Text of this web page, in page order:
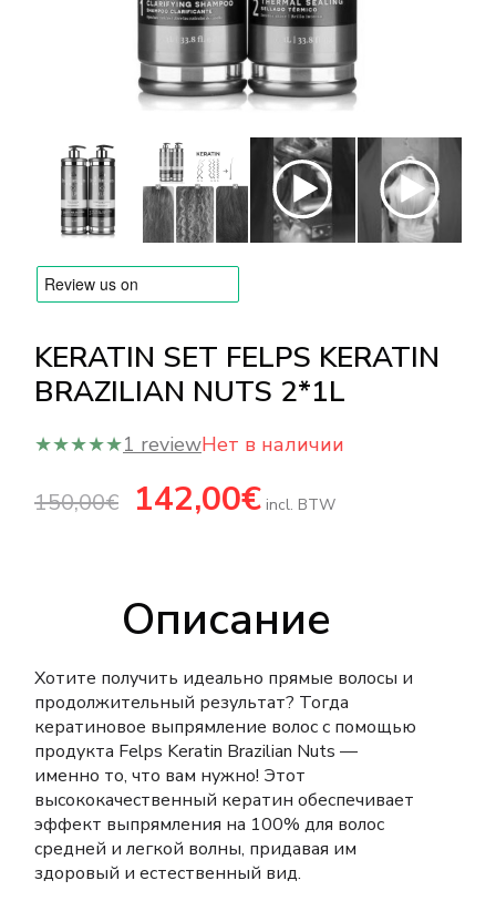
Оплата и доставка
Часто задаваемые вопросы
Контакты
KERATIN SET FELPS KERATIN
BRAZILIAN NUTS 2*1L
★★★★★1 reviewНет в наличии
150,00€
Первоначальная
цена
142,00€Текущая
цена:
incl. BTW
Описание
Хотите получить идеально прямые волосы и
продолжительный результат? Тогда
кератиновое выпрямление волос с помощью
продукта Felps Keratin Brazilian Nuts —
именно то, что вам нужно! Этот
высококачественный кератин обеспечивает
эффект выпрямления на 100% для волос
средней и легкой волны, придавая им
здоровый и естественный вид.